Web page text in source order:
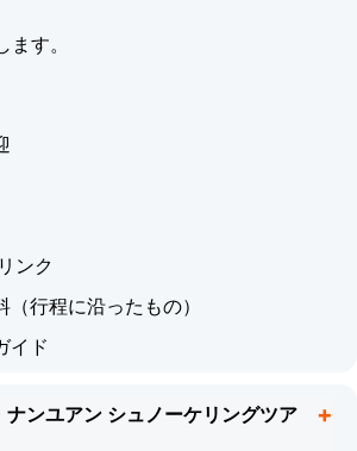
す。
ンク
行程に沿ったもの）
イド
ンユアン シュノーケリングツア